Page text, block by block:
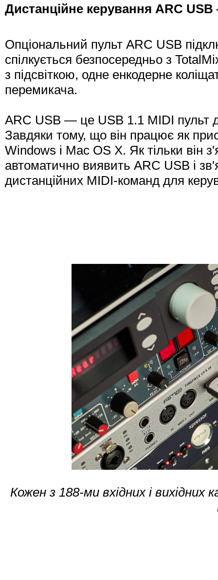
Дистанційне керування ARC
Опціональний пульт ARC USB
спілкується безпосередньо з
з підсвіткою, одне енкодерне
перемикача.
ARC USB — це USB 1.1 MIDI пульт
Завдяки тому, що він працює як
Windows і Mac OS X. Як тільки він
автоматично виявить ARC USB і
дистанційних MIDI-команд для
Кожен з 188-ми вхідних і